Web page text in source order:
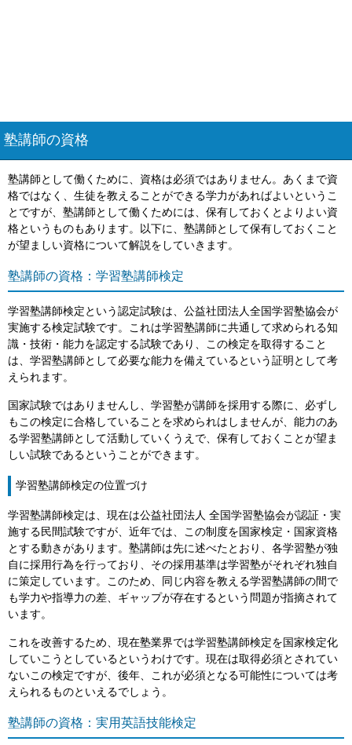
塾講師の資格
塾講師として働くために、資格は必須ではありません。あくまで資
格ではなく、生徒を教えることができる学力があればよいというこ
とですが、塾講師として働くためには、保有しておくとよりよい資
格というものもあります。以下に、塾講師として保有しておくこと
が望ましい資格について解説をしていきます。
塾講師の資格：学習塾講師検定
学習塾講師検定という認定試験は、公益社団法人全国学習塾協会が
実施する検定試験です。これは学習塾講師に共通して求められる知
識・技術・能力を認定する試験であり、この検定を取得すること
は、学習塾講師として必要な能力を備えているという証明として考
えられます。
国家試験ではありませんし、学習塾が講師を採用する際に、必ずし
もこの検定に合格していることを求められはしませんが、能力のあ
る学習塾講師として活動していくうえで、保有しておくことが望ま
しい試験であるということができます。
学習塾講師検定の位置づけ
学習塾講師検定は、現在は公益社団法人 全国学習塾協会が認証・実
施する民間試験ですが、近年では、この制度を国家検定・国家資格
とする動きがあります。塾講師は先に述べたとおり、各学習塾が独
自に採用行為を行っており、その採用基準は学習塾がそれぞれ独自
に策定しています。このため、同じ内容を教える学習塾講師の間で
も学力や指導力の差、ギャップが存在するという問題が指摘されて
います。
これを改善するため、現在塾業界では学習塾講師検定を国家検定化
していこうとしているというわけです。現在は取得必須とされてい
ないこの検定ですが、後年、これが必須となる可能性については考
えられるものといえるでしょう。
塾講師の資格：実用英語技能検定